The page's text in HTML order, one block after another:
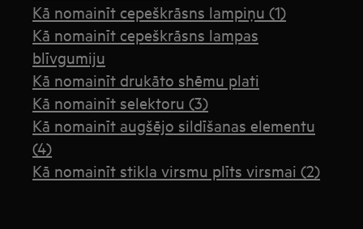
Kā nomainīt cepeškrāsns lampiņu (1)
Kā nomainīt cepeškrāsns lampas
blīvgumiju
Kā nomainīt drukāto shēmu plati
Kā nomainīt selektoru (3)
Kā nomainīt augšējo sildīšanas elementu
(4)
Kā nomainīt stikla virsmu plīts virsmai (2)